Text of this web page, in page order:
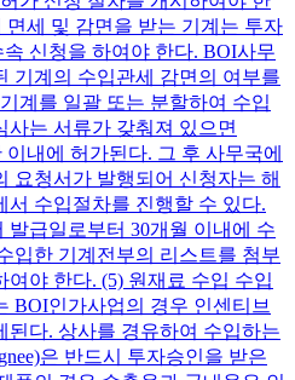
면세 및 감면을 받는 기계는 투자
신청을 하여야 한다. BOI사무
기계의 수입관세 감면의 여부를
계를 일괄 또는 분할하여 수입
는 서류가 갖춰져 있으면
이내에 허가된다. 그 후 사무국에
요청서가 발행되어 신청자는 해
서 수입절차를 진행할 수 있다.
급일로부터 30개월 이내에 수
입한 기계전부의 리스트를 첨부
야 한다. (5) 원재료 수입 수입
BOI인가사업의 경우 인센티브
다. 상사를 경유하여 수입하는
은 반드시 투자승인을 받은